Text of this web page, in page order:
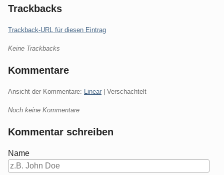
Trackbacks
Trackback-URL für diesen Eintrag
Keine Trackbacks
Kommentare
Ansicht der Kommentare: Linear | Verschachtelt
Noch keine Kommentare
Kommentar schreiben
Name